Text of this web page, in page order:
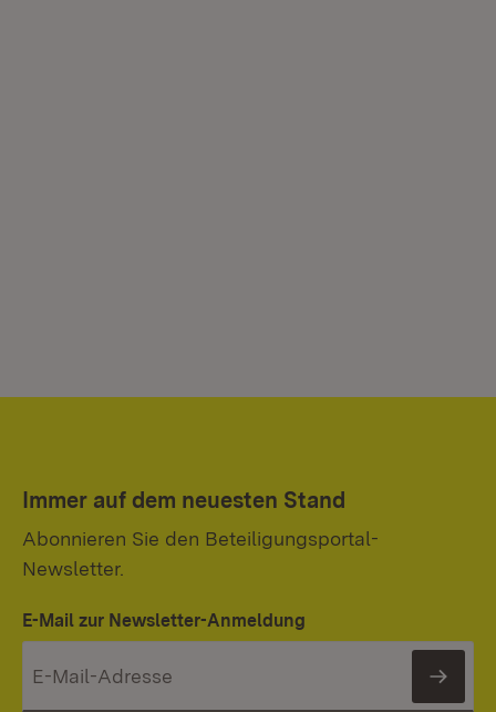
Immer auf dem neuesten Stand
Abonnieren Sie den Beteiligungsportal-
Newsletter.
E-Mail zur Newsletter-Anmeldung